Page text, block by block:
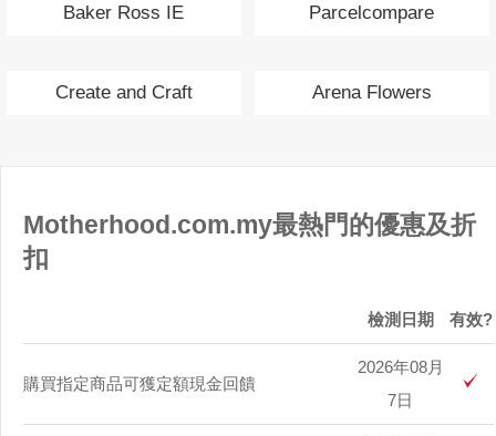
Baker Ross IE Parcelcompare
Create and Craft Arena Flowers
Motherhood.com.my最熱門的優惠及折
扣
檢測日期 有效?
購買指定商品可獲定額現金回饋
2026年08月
7日